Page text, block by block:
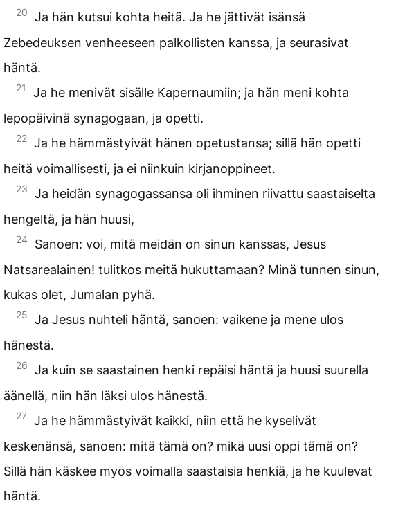
20
Ja hän kutsui kohta heitä. Ja he jättivät isänsä
Zebedeuksen venheeseen palkollisten kanssa, ja seurasivat
häntä.
21
Ja he menivät sisälle Kapernaumiin; ja hän meni kohta
lepopäivinä synagogaan, ja opetti.
22 Ja he hämmästyivät hänen opetustansa; sillä hän opetti
heitä voimallisesti, ja ei niinkuin kirjanoppineet.
23
Ja heidän synagogassansa oli ihminen riivattu saastaiselta
hengeltä, ja hän huusi,
24
Sanoen: voi, mitä meidän on sinun kanssas, Jesus
Natsarealainen! tulitkos meitä hukuttamaan? Minä tunnen sinun,
kukas olet, Jumalan pyhä.
25
Ja Jesus nuhteli häntä, sanoen: vaikene ja mene ulos
hänestä.
26
Ja kuin se saastainen henki repäisi häntä ja huusi suurella
äänellä, niin hän läksi ulos hänestä.
27 Ja he hämmästyivät kaikki, niin että he kyselivät
keskenänsä, sanoen: mitä tämä on? mikä uusi oppi tämä on?
Sillä hän käskee myös voimalla saastaisia henkiä, ja he kuulevat
häntä.